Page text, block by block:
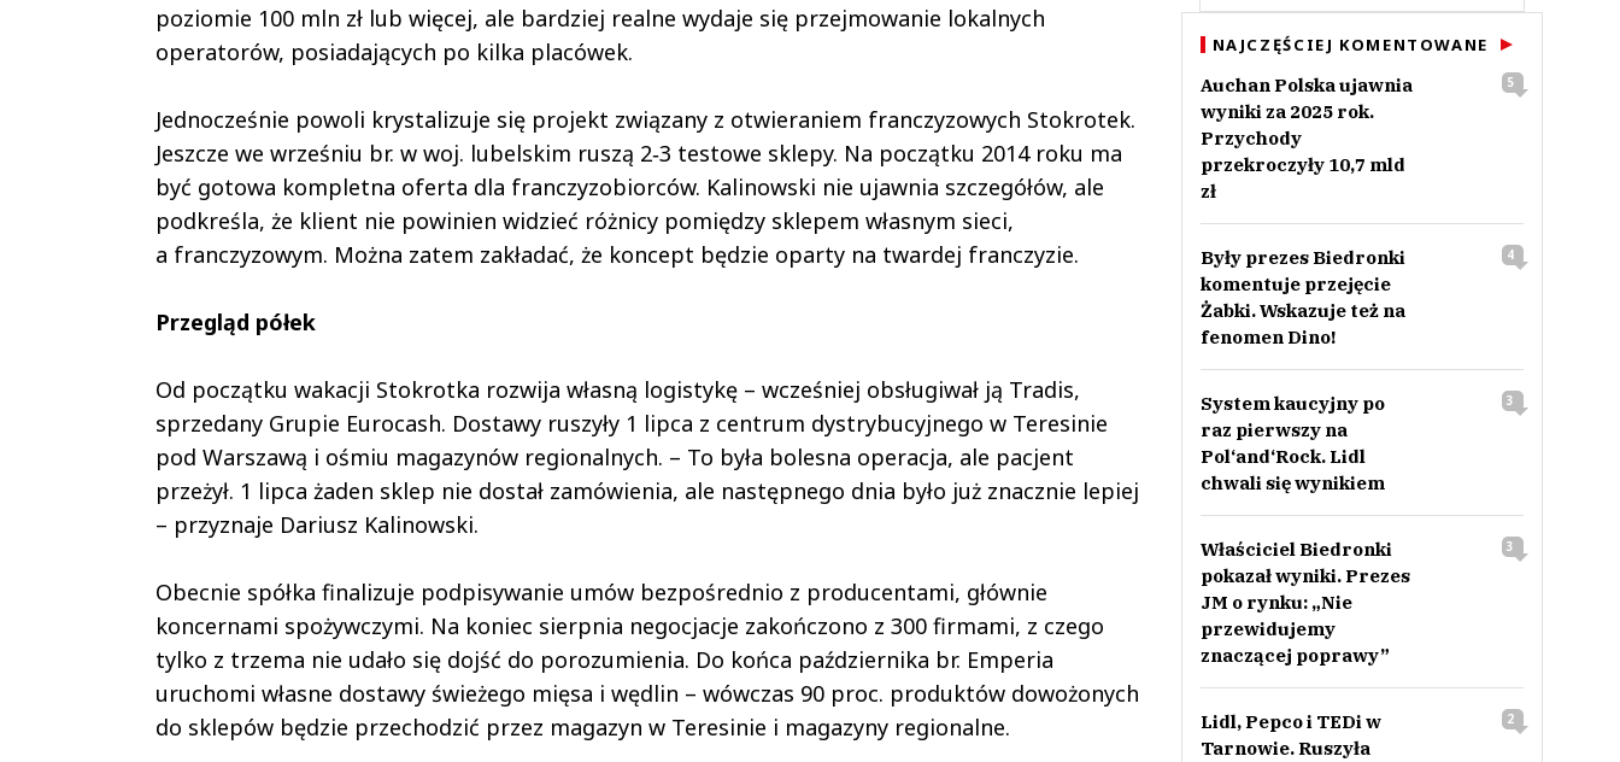
poziomie 100 mln zł lub więcej, ale bardziej realne wydaje się przejmowanie lokalnych
operatorów, posiadających po kilka placówek.
Jednocześnie powoli krystalizuje się projekt związany z otwieraniem franczyzowych Stokrotek.
Jeszcze we wrześniu br. w woj. lubelskim ruszą 2­‑3 testowe sklepy. Na początku 2014 roku ma
być gotowa kompletna oferta dla franczyzobiorców. Kalinowski nie ujawnia szczegółów, ale
podkreśla, że klient nie powinien widzieć różnicy pomiędzy sklepem własnym sieci,
a franczyzowym. Można zatem zakładać, że koncept będzie oparty na twardej franczyzie.
Przegląd półek
Od początku wakacji Stokrotka rozwija własną logistykę – wcześniej obsługiwał ją Tradis,
sprzedany Grupie Eurocash. Dostawy ruszyły 1 lipca z centrum dystrybucyjnego w Teresinie
pod Warszawą i ośmiu magazynów regionalnych. – To była bolesna operacja, ale pacjent
przeżył. 1 lipca żaden sklep nie dostał zamówienia, ale następnego dnia było już znacznie lepiej
– przyznaje Dariusz Kalinowski.
Obecnie spółka finalizuje podpisywanie umów bezpośrednio z producentami, głównie
koncernami spożywczymi. Na koniec sierpnia negocjacje zakończono z 300 firmami, z czego
tylko z trzema nie udało się dojść do porozumienia. Do końca października br. Emperia
uruchomi własne dostawy świeżego mięsa i wędlin – wówczas 90 proc. produktów dowożonych
do sklepów będzie przechodzić przez magazyn w Teresinie i magazyny regionalne.
NAJCZĘŚCIEJ KOMENTOWANE
Auchan Polska ujawnia
wyniki za 2025 rok.
Przychody
przekroczyły 10,7 mld
zł
5
Były prezes Biedronki
komentuje przejęcie
Żabki. Wskazuje też na
fenomen Dino!
4
System kaucyjny po
raz pierwszy na
Pol‘and‘Rock. Lidl
chwali się wynikiem
3
Właściciel Biedronki
pokazał wyniki. Prezes
JM o rynku: „Nie
przewidujemy
znaczącej poprawy”
3
Lidl, Pepco i TEDi w
Tarnowie. Ruszyła
2